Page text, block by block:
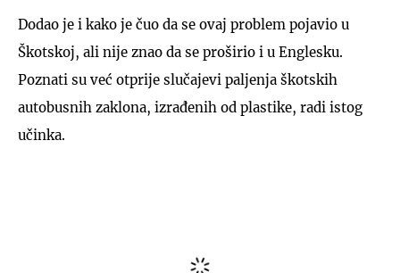
Dodao je i kako je čuo da se ovaj problem pojavio u
Škotskoj, ali nije znao da se proširio i u Englesku.
Poznati su već otprije slučajevi paljenja škotskih
autobusnih zaklona, izrađenih od plastike, radi istog
učinka.